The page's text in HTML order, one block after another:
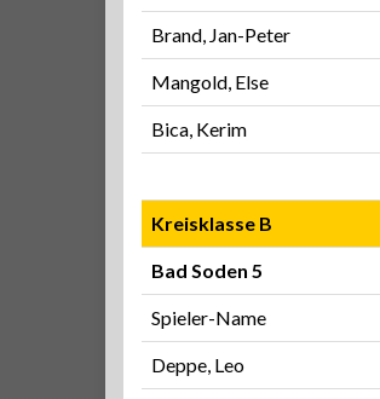
Brand, Jan-Peter
Mangold, Else
Bica, Kerim
Kreisklasse B
Bad Soden 5
Spieler-Name
Deppe, Leo